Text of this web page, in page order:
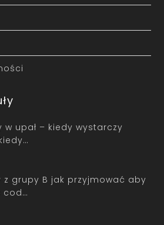
w upał – kiedy wystarczy
z grupy B jak przyjmować aby
cod…